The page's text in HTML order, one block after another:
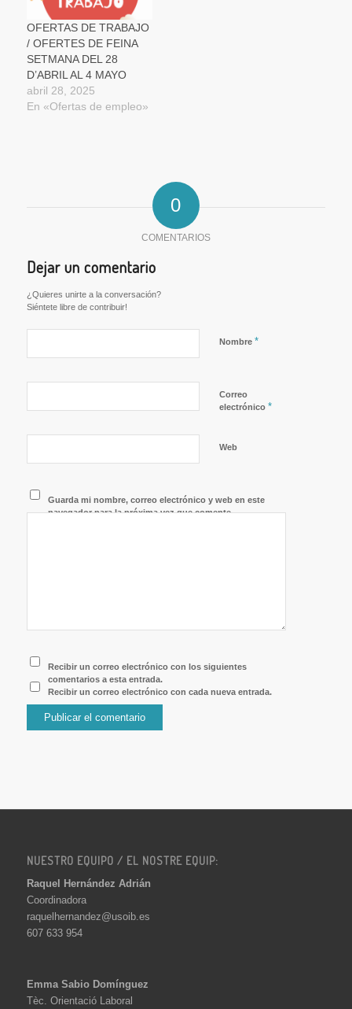
OFERTAS DE TRABAJO
/ OFERTES DE FEINA
SETMANA DEL 28
D’ABRIL AL 4 MAYO
abril 28, 2025
En «Ofertas de empleo»
0
COMENTARIOS
Dejar un comentario
¿Quieres unirte a la conversación?
Siéntete libre de contribuir!
Nombre *
Correo
electrónico *
Web
Guarda mi nombre, correo electrónico y web en este
navegador para la próxima vez que comente.
Recibir un correo electrónico con los siguientes
comentarios a esta entrada.
Recibir un correo electrónico con cada nueva entrada.
NUESTRO EQUIPO / EL NOSTRE EQUIP:
Raquel Hernández Adrián
Coordinadora
raquelhernandez@usoib.es
607 633 954
Emma Sabio Domínguez
Tèc. Orientació Laboral